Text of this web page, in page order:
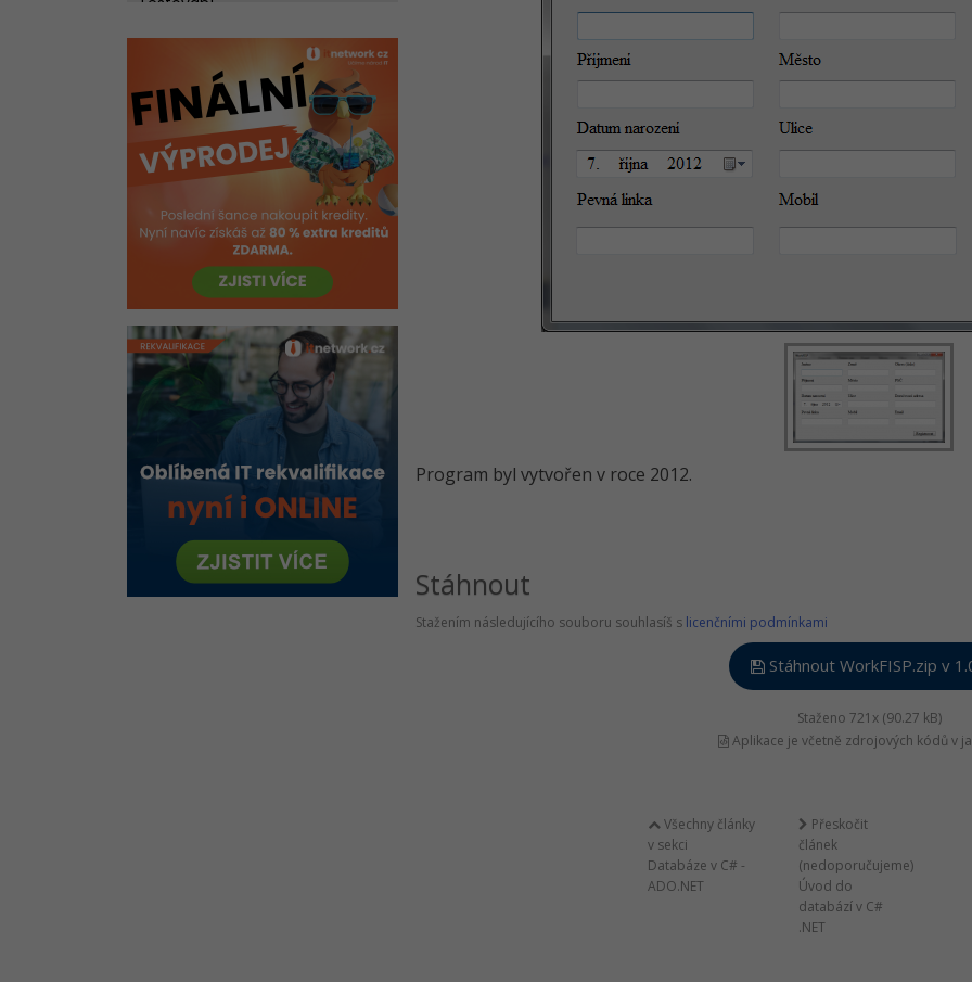
Windows Forms
Windows Store Aplikace
Práce se sítí
Best practices pro návrh
softwaru v C# .NET
Git - Verzovací systém křížem
krážem
Návrhové vzory v C# .NET
Visual Studio
Metodiky vývoje softwaru v C#
.NET
Algoritmy v C# .NET
Historie .NET
MonoGame
Unity 3D
Program byl vytvořen v roce 2012.
Stáhnout
Stažením následujícího souboru souhlasíš s licenčními podmínkami
Stáhnout WorkFISP.zip v
Staženo 721x (90.27 kB)
Aplikace je včetně zdrojových kódů v
Všechny články
v sekci
Databáze v C# -
ADO.NET
Přeskočit
článek
(nedoporučujeme)
Úvod do
databází v C#
.NET